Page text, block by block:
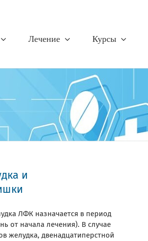
Лечение Курсы
и
ЛФК назначается в период
от начала лечения). В случае
желудка, двенадцатиперстной